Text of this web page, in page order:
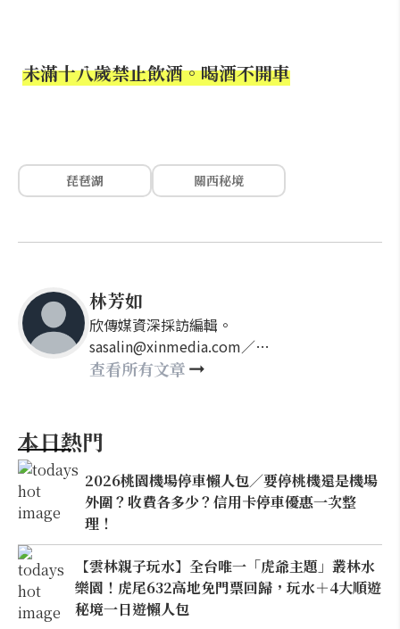
未滿十八歲禁止飲酒。喝酒不開車
琵琶湖 關西秘境
林芳如
欣傳媒資深採訪編輯。
sasalin@xinmedia.com／
happy21917@gmail.com
查看所有文章
本日熱門
2026桃園機場停車懶人包／要停桃機還是機場
外圍？收費各多少？信用卡停車優惠一次整
理！
【雲林親子玩水】全台唯一「虎爺主題」叢林水
樂園！虎尾632高地免門票回歸，玩水＋4大順遊
秘境一日遊懶人包